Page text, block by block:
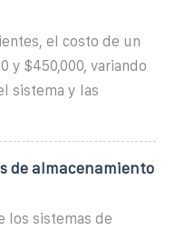
el costo de un
y $450,000, variando
sistema y las
de almacenamiento
los sistemas de